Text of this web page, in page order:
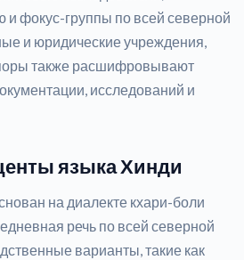
фокус-группы по всей северной
и юридические учреждения,
также расшифровывают
исследований и
языка Хинди
на диалекте кхари-боли
речь по всей северной
варианты, такие как